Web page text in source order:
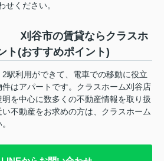
せください。
刈谷市の賃貸ならクラスホ
ト(おすすめポイント)
駅利用ができて、電車での移動に役立
はアパートです。クラスホーム刈谷店
を中心に数多くの不動産情報を取り扱
不動産をお求めの方は、クラスホーム